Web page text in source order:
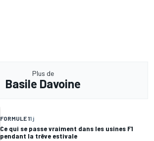
Plus de
Basile Davoine
FORMULE 11 j
Ce qui se passe vraiment dans les usines F1
pendant la trêve estivale